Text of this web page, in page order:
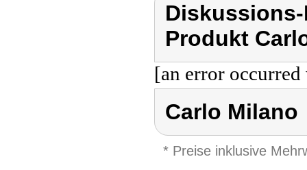
Produkt
[an error
Carlo Milano
* Preise inklusive